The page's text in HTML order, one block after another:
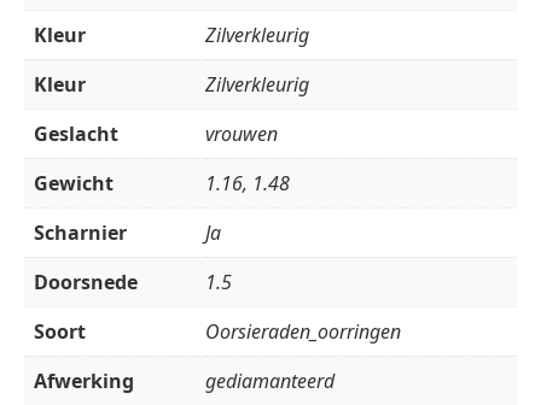
Kleur
Zilverkleurig
Kleur
Zilverkleurig
Geslacht
vrouwen
Gewicht
1.16, 1.48
Scharnier
Ja
Doorsnede
1.5
Soort
Oorsieraden_oorringen
Afwerking
gediamanteerd